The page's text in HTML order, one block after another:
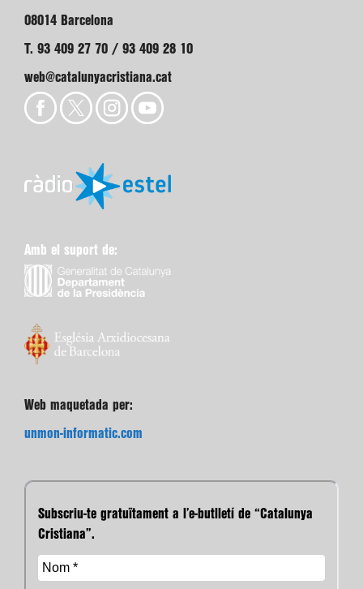
08014 Barcelona
T. 93 409 27 70 / 93 409 28 10
web@catalunyacristiana.cat
Amb el suport de:
Web maquetada per:
unmon-informatic.com
Subscriu-te gratuïtament a l’e-butlletí de “Catalunya
Cristiana”.